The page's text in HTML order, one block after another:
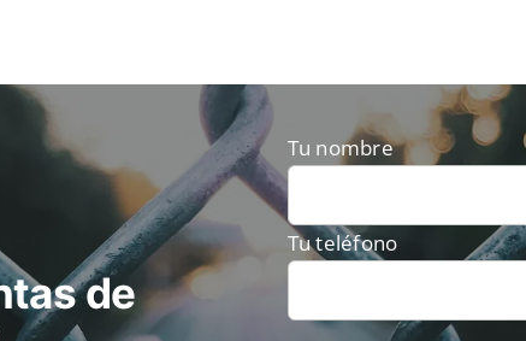
de
Tu nombre
Tu teléfono